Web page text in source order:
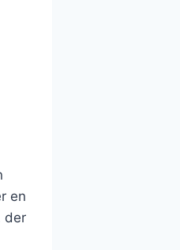
en
der